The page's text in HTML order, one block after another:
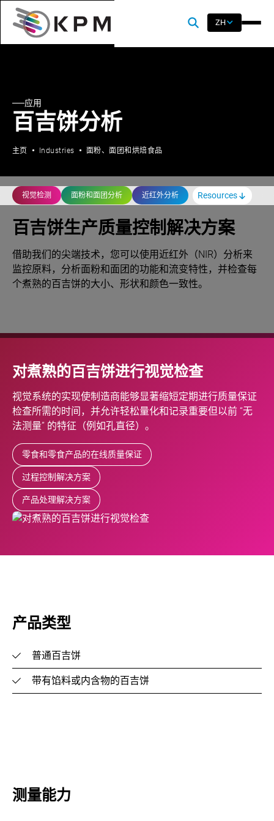
ZH
应用
百吉饼分析
主页 Industries 面粉、面团和烘焙食品
近红外分析
面粉和面团分析
视觉检测 Resources
百吉饼生产质量控制解决方案
借助我们的尖端技术，您可以使用近红外（NIR）分析来
监控原料，分析面粉和面团的功能和流变特性，并检查每
个煮熟的百吉饼的大小、形状和颜色一致性。
对煮熟的百吉饼进行视觉检查
视觉系统的实现使制造商能够显著缩短定期进行质量保证
检查所需的时间，并允许轻松量化和记录重要但以前 “无
法测量” 的特征（例如孔直径）。
零食和零食产品的在线质量保证
过程控制解决方案
产品处理解决方案
产品类型
普通百吉饼
带有馅料或内含物的百吉饼
测量能力